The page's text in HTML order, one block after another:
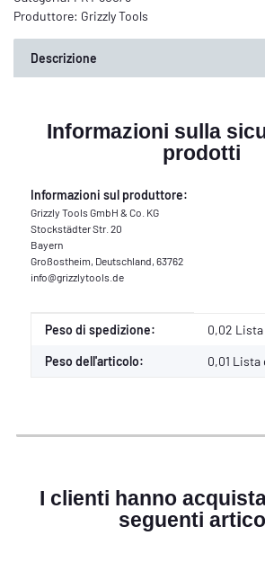
Produttore: Grizzly Tools
Descrizione
Informazioni sulla
prodotti
Informazioni sul produttore:
Grizzly Tools GmbH & Co. KG
Stockstädter Str. 20
Bayern
Großostheim, Deutschland, 63762
info@grizzlytools.de
Caratteristica del prodotto
Valore
Peso di spedizione: 0,02
Peso dell'articolo: 0,01 Lista
I clienti hanno
seguenti